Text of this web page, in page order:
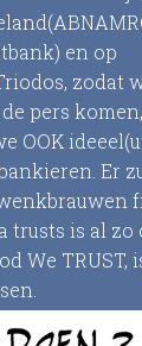
en op
zodat
pers
OOK
Er
trusts is al zo
We TRUST,